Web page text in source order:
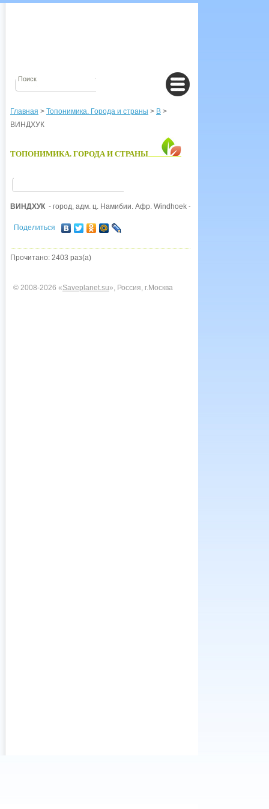
Главная > Топонимика. Города и страны > В >
ВИНДХУК
ТОПОНИМИКА. ГОРОДА И СТРАНЫ
ВИНДХУК - город, адм. ц. Намибии. Афр. Windhoek - 'ветреная долина'
Поделиться
Прочитано: 2403 раз(а)
© 2008-2026 «Saveplanet.su», Россия, г.Москва